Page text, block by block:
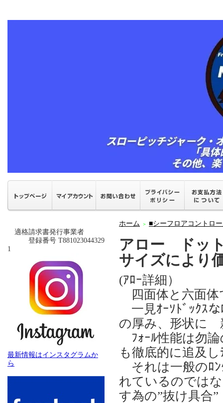
適格請求書発行事業者
登録番号 T881023044329
1
最新情報はインスタグラムか
ら
ホーム ＞ ■シーフロアコントロ
アロー ドッ
サイズにより
(ｱﾛｰ詳細）
四面体と六面体
一見ｵｰｿﾄﾞｯｸｽ
の厚み、形状に
ﾌｫｰﾙ性能は勿論
も徹底的に追及
それは一般のﾛﾝ
れているのでは
す為の”抜け具合